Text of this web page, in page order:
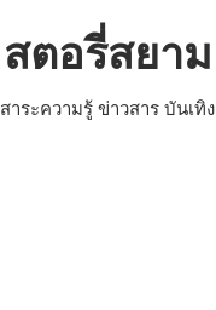
สตอรี่สยาม
สาระความรู้ ข่าวสาร บันเทิง